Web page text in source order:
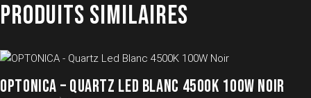
PRODUITS SIMILAIRES
OPTONICA – QUARTZ LED BLANC 4500K 100W NOIR